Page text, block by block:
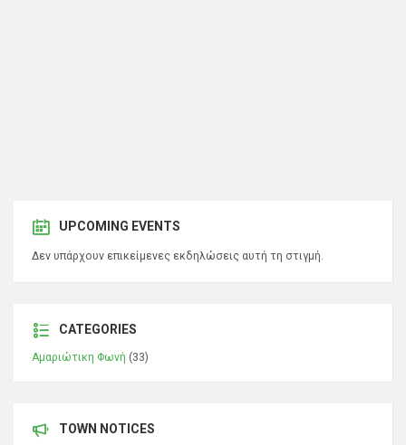
UPCOMING EVENTS
Δεν υπάρχουν επικείμενες εκδηλώσεις αυτή τη στιγμή.
CATEGORIES
Αμαριώτικη Φωνή (33)
TOWN NOTICES